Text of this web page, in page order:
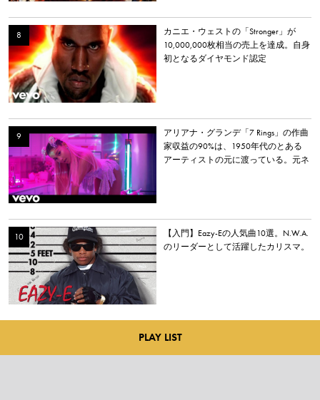
カニエ・ウェストの「Stronger」が
10,000,000枚相当の売上を達成。自身
初となるダイヤモンド認定
アリアナ・グランデ「7 Rings」の作曲
家収益の90%は、1950年代のとある
アーティストの元に渡っている。元ネ
【入門】Eazy-Eの人気曲10選。N.W.A.
のリーダーとして活躍したカリスマ。
PLAY LIST